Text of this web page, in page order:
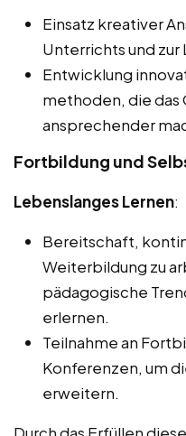
Einsatz kreativer
Unterrichts und zur
Entwicklung
methoden, die das
ansprechender
Fortbildung und
Lebenslanges Lernen:
Bereitschaft,
Weiterbildung zu
pädagogische
erlernen.
Teilnahme an
Konferenzen, um
erweitern.